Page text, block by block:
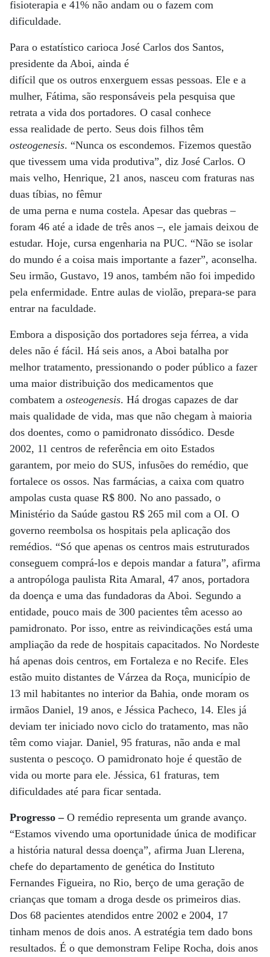
fisioterapia e 41% não andam ou o fazem com
dificuldade.
Para o estatístico carioca José Carlos dos Santos,
presidente da Aboi, ainda é
difícil que os outros enxerguem essas pessoas. Ele e a
mulher, Fátima, são responsáveis pela pesquisa que
retrata a vida dos portadores. O casal conhece
essa realidade de perto. Seus dois filhos têm
osteogenesis. “Nunca os escondemos. Fizemos questão
que tivessem uma vida produtiva”, diz José Carlos. O
mais velho, Henrique, 21 anos, nasceu com fraturas nas
duas tíbias, no fêmur
de uma perna e numa costela. Apesar das quebras –
foram 46 até a idade de três anos –, ele jamais deixou de
estudar. Hoje, cursa engenharia na PUC. “Não se isolar
do mundo é a coisa mais importante a fazer”, aconselha.
Seu irmão, Gustavo, 19 anos, também não foi impedido
pela enfermidade. Entre aulas de violão, prepara-se para
entrar na faculdade.
Embora a disposição dos portadores seja férrea, a vida
deles não é fácil. Há seis anos, a Aboi batalha por
melhor tratamento, pressionando o poder público a fazer
uma maior distribuição dos medicamentos que
combatem a osteogenesis. Há drogas capazes de dar
mais qualidade de vida, mas que não chegam à maioria
dos doentes, como o pamidronato dissódico. Desde
2002, 11 centros de referência em oito Estados
garantem, por meio do SUS, infusões do remédio, que
fortalece os ossos. Nas farmácias, a caixa com quatro
ampolas custa quase R$ 800. No ano passado, o
Ministério da Saúde gastou R$ 265 mil com a OI. O
governo reembolsa os hospitais pela aplicação dos
remédios. “Só que apenas os centros mais estruturados
conseguem comprá-los e depois mandar a fatura”, afirma
a antropóloga paulista Rita Amaral, 47 anos, portadora
da doença e uma das fundadoras da Aboi. Segundo a
entidade, pouco mais de 300 pacientes têm acesso ao
pamidronato. Por isso, entre as reivindicações está uma
ampliação da rede de hospitais capacitados. No Nordeste
há apenas dois centros, em Fortaleza e no Recife. Eles
estão muito distantes de Várzea da Roça, município de
13 mil habitantes no interior da Bahia, onde moram os
irmãos Daniel, 19 anos, e Jéssica Pacheco, 14. Eles já
deviam ter iniciado novo ciclo do tratamento, mas não
têm como viajar. Daniel, 95 fraturas, não anda e mal
sustenta o pescoço. O pamidronato hoje é questão de
vida ou morte para ele. Jéssica, 61 fraturas, tem
dificuldades até para ficar sentada.
Progresso –O remédio representa um grande avanço.
“Estamos vivendo uma oportunidade única de modificar
a história natural dessa doença”, afirma Juan Llerena,
chefe do departamento de genética do Instituto
Fernandes Figueira, no Rio, berço de uma geração de
crianças que tomam a droga desde os primeiros dias.
Dos 68 pacientes atendidos entre 2002 e 2004, 17
tinham menos de dois anos. A estratégia tem dado bons
resultados. É o que demonstram Felipe Rocha, dois anos